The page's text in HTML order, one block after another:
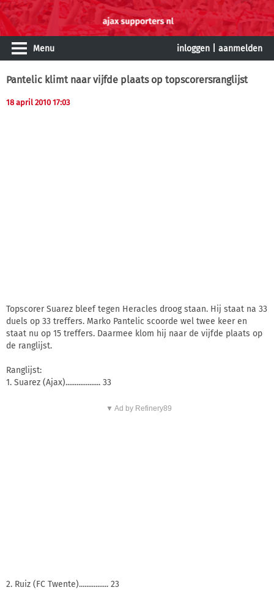
Menu inloggen aanmelden
Pantelic klimt naar vijfde plaats op topscorersranglijst
18 april 2010 17:03
Topscorer Suarez bleef tegen Heracles droog staan. Hij staat na 33
duels op 33 treffers. Marko Pantelic scoorde wel twee keer en
staat nu op 15 treffers. Daarmee klom hij naar de vijfde plaats op
de ranglijst.
Ranglijst:
1. Suarez (Ajax)................... 33
▼ Ad by Refinery89
2. Ruiz (FC Twente)................ 23